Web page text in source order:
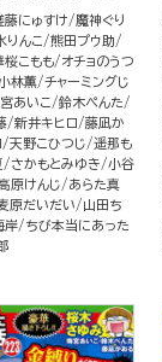
藤にゅすけ
魔神ぐり
りんこ
熊田プウ助
桜こもも
オチョのうつ
林薫 チャーミングじ
あいこ
鈴木ぺんた
新井キヒロ
藤凪か
天野こひつじ
遥那も
さかもとみゆき
小谷
原けんじ
あらた真
原だいだい
山田ち
岸
ちび本当にあった